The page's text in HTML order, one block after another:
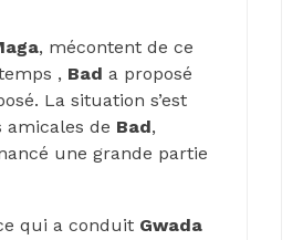
, mécontent de ce
, Bad a proposé
La situation s’est
amicales de Bad,
une grande partie
qui a conduit Gwada